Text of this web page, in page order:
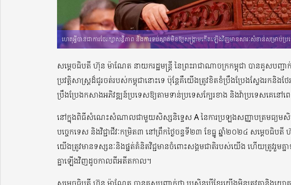
ហេតុអ្វីបានជាការថែរក្សាសន្តិភាព និងការទប់ស្កាត់មិនឱ្យសង្រ្គាមកើតឡើងវិញមានសារៈសំខាន់សម្រាប់ប្រ
សម្តេចធិបតី ហ៊ុន ម៉ាណែត នាយករដ្ឋមន្ត្រី នៃព្រះរាជាណាចក្រកម្ពុជា បានគូសប
ប្រវត្តិសាស្ត្រដ៏ជូរចត់របស់កម្ពុជានោះទេ ប៉ុន្តែគឺយើងត្រូវខិតខំប្រឹងប្រែងស្វែងរកនិ
ប្រឹងប្រែងកសាងអភិវឌ្ឍន៍ប្រទេសឱ្យតាមទាន់ប្រទេសក្បែរខាង និងវ៉ាប្រទេសគេនៅ
នៅក្នុងពិធីសំណេះសំណាលជាមួយសិស្សនិទ្ទេស A នៃការប្រឡងសញ្ញាបត្រមធ្យមសិ
បច្ចេកទេស និងវិជ្ជាជីវៈកម្រិត៣ នៅព្រឹកថ្ងៃចន្ទទី២៣ ខែធ្នូ ឆ្នាំ២០២៤ សម្តេចធិបតី
យើងត្រូវមានទស្សនៈនិងផ្នត់គំនិតវិជ្ជមានចំពោះសង្គមជាតិរបស់យើង ហើយត្រូវរួមគ្ន
គ្នាឡើងវិញដូចកាលពីអតីតកាល។